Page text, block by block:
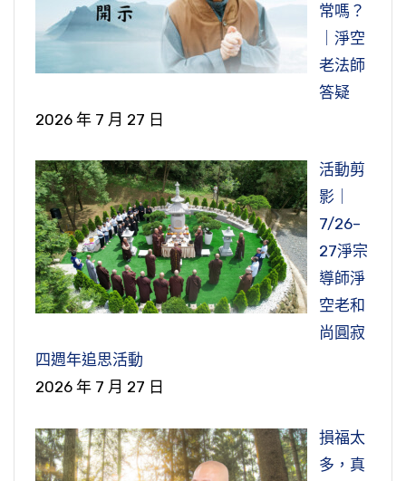
常嗎？
｜淨空
老法師
答疑
2026 年 7 月 27 日
活動剪
影｜
7/26–
27淨宗
導師淨
空老和
尚圓寂
四週年追思活動
2026 年 7 月 27 日
損福太
多，真